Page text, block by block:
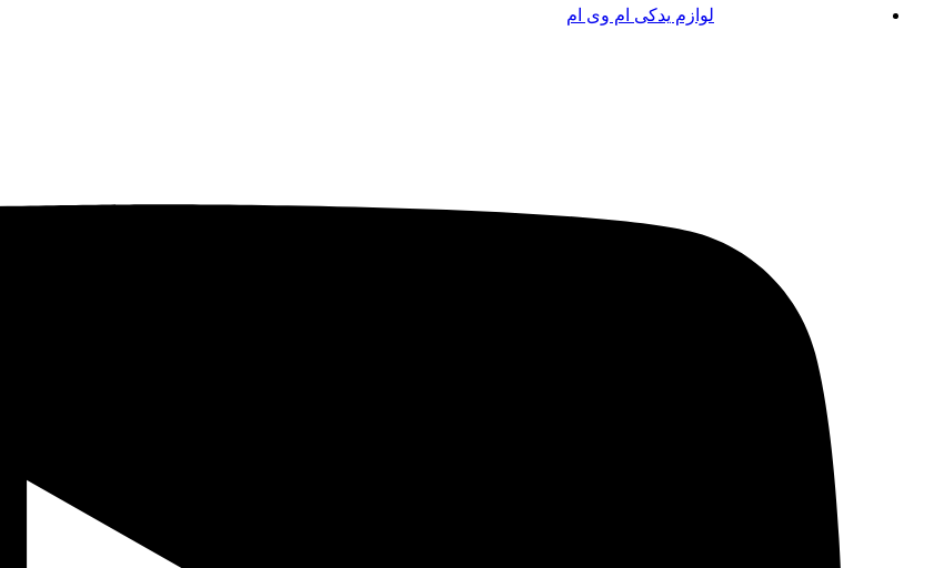
لوازم یدکی ام وی ام